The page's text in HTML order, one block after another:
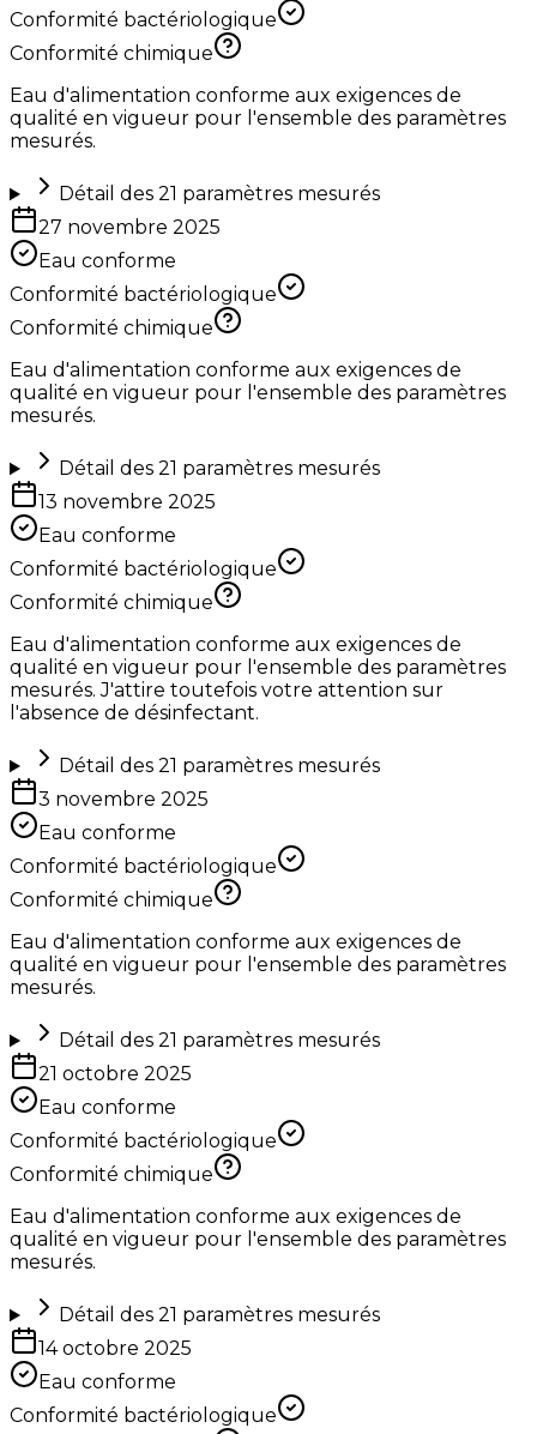
Conformité bactériologique
Conformité chimique
Eau d'alimentation conforme aux exigences de
qualité en vigueur pour l'ensemble des paramètres
mesurés.
Détail des 21 paramètres mesurés
27 novembre 2025
Eau conforme
Conformité bactériologique
Conformité chimique
Eau d'alimentation conforme aux exigences de
qualité en vigueur pour l'ensemble des paramètres
mesurés.
Détail des 21 paramètres mesurés
13 novembre 2025
Eau conforme
Conformité bactériologique
Conformité chimique
Eau d'alimentation conforme aux exigences de
qualité en vigueur pour l'ensemble des paramètres
mesurés. J'attire toutefois votre attention sur
l'absence de désinfectant.
Détail des 21 paramètres mesurés
3 novembre 2025
Eau conforme
Conformité bactériologique
Conformité chimique
Eau d'alimentation conforme aux exigences de
qualité en vigueur pour l'ensemble des paramètres
mesurés.
Détail des 21 paramètres mesurés
21 octobre 2025
Eau conforme
Conformité bactériologique
Conformité chimique
Eau d'alimentation conforme aux exigences de
qualité en vigueur pour l'ensemble des paramètres
mesurés.
Détail des 21 paramètres mesurés
14 octobre 2025
Eau conforme
Conformité bactériologique